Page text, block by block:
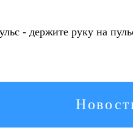
- держите руку на